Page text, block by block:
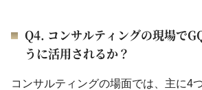
Q4. コンサルティングの現場で
うに活用されるか？
コンサルティングの場面では、主に4